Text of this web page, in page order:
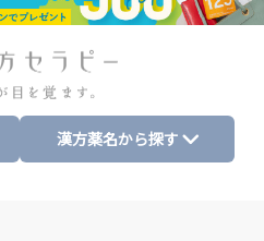
漢方薬名から探す